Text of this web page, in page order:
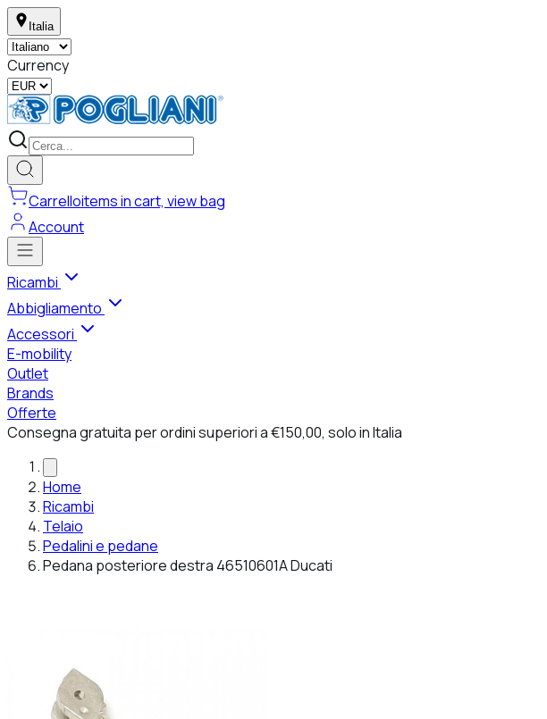
Italia
Currency
Carrelloitems in cart, view bag
Account
Ricambi
Abbigliamento
Accessori
E-mobility
Outlet
Brands
Offerte
Consegna gratuita per ordini superiori a €150,00, solo in Italia
Home
Ricambi
Telaio
Pedalini e pedane
Pedana posteriore destra 46510601A Ducati